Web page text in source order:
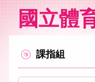
主
國立體
課指組